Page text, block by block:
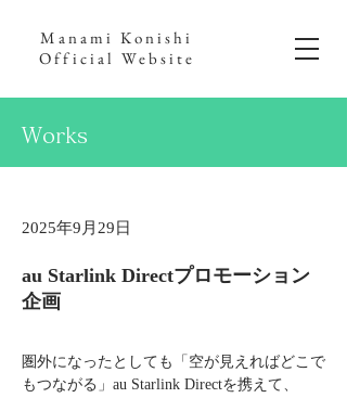
Manami Konishi
Official Website
Works
2025年9月29日
au Starlink Directプロモーション
企画
圏外になったとしても「空が見えればどこで
もつながる」au Starlink Directを携えて、